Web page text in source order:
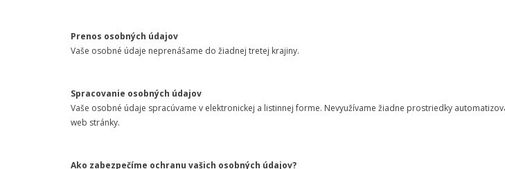
Prenos osobných údajov
Vaše osobné údaje neprenášame do žiadnej tretej krajiny.
Spracovanie osobných údajov
Vaše osobné údaje spracúvame v elektronickej a listinnej forme. Nevyužívame žiadne prostriedky
web stránky.
Ako zabezpečíme ochranu vašich osobných údajov?